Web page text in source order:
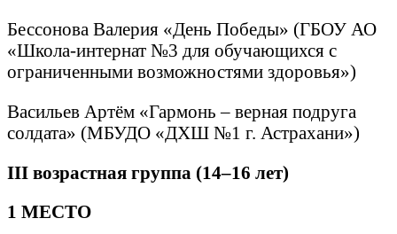
Бессонова Валерия «День Победы» (ГБОУ АО
«Школа-интернат №3 для обучающихся с
ограниченными возможностями здоровья»)
Васильев Артём «Гармонь – верная подруга
солдата» (МБУДО «ДХШ №1 г. Астрахани»)
III возрастная группа (14–16 лет)
1 МЕСТО